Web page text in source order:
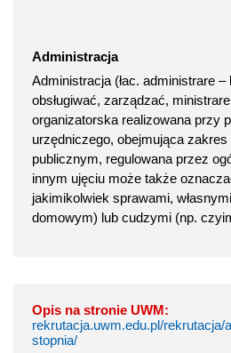
Administracja
Administracja (łac. administrare
obsługiwać, zarządzać,
organizatorska realizowana przy
urzędniczego, obejmująca
publicznym, regulowana przez
innym ujęciu może także
jakimikolwiek sprawami,
domowym) lub cudzymi (np.
Opis na stronie UWM:
rekrutacja.uwm.edu.pl/rekrutacja/
stopnia/